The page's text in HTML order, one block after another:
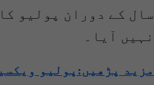
کے دوران پولیو
آیا۔
پڑھیں:پولیو